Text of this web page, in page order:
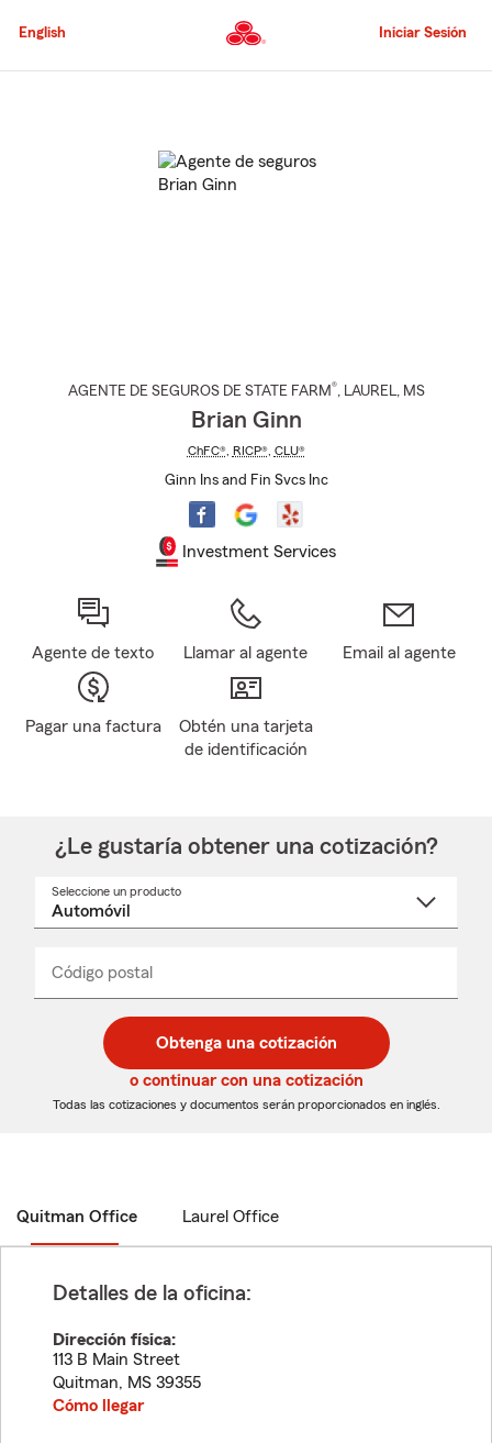
al
principal
English Iniciar Sesión
AGENTE DE SEGUROS DE STATE FARM®, LAUREL, MS
Brian Ginn
ChFC®, RICP®, CLU®
Ginn Ins and Fin Svcs Inc
Investment Services
Agente de texto Llamar al agente Email al agente
Pagar una factura
Obtén una tarjeta
de identificación
¿Le gustaría obtener una cotización?
Seleccione un producto
desplegable
Código postal
de
5
dígitos
de
5
dígitos
_____
Obtenga una cotización
o continuar con una cotización
Todas las cotizaciones y documentos serán proporcionados en inglés.
Quitman Office Laurel Office
Detalles de la oficina:
Dirección física:
113 B Main Street
Quitman, MS 39355
Cómo llegar